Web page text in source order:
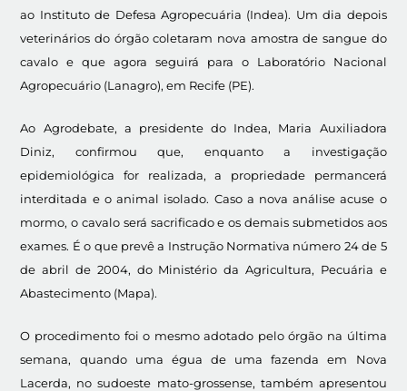
ao Instituto de Defesa Agropecuária (Indea). Um dia depois
veterinários do órgão coletaram nova amostra de sangue do
cavalo e que agora seguirá para o Laboratório Nacional
Agropecuário (Lanagro), em Recife (PE).
Ao Agrodebate, a presidente do Indea, Maria Auxiliadora
Diniz, confirmou que, enquanto a investigação
epidemiológica for realizada, a propriedade permancerá
interditada e o animal isolado. Caso a nova análise acuse o
mormo, o cavalo será sacrificado e os demais submetidos aos
exames. É o que prevê a Instrução Normativa número 24 de 5
de abril de 2004, do Ministério da Agricultura, Pecuária e
Abastecimento (Mapa).
O procedimento foi o mesmo adotado pelo órgão na última
semana, quando uma égua de uma fazenda em Nova
Lacerda, no sudoeste mato-grossense, também apresentou